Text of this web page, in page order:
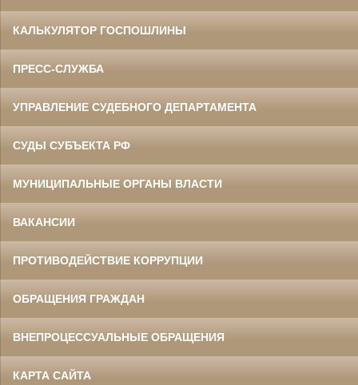
КАЛЬКУЛЯТОР ГОСПОШЛИНЫ
ПРЕСС-СЛУЖБА
УПРАВЛЕНИЕ СУДЕБНОГО ДЕПАРТАМЕНТА
СУДЫ СУБЪЕКТА РФ
МУНИЦИПАЛЬНЫЕ ОРГАНЫ ВЛАСТИ
ВАКАНСИИ
ПРОТИВОДЕЙСТВИЕ КОРРУПЦИИ
ОБРАЩЕНИЯ ГРАЖДАН
ВНЕПРОЦЕССУАЛЬНЫЕ ОБРАЩЕНИЯ
КАРТА САЙТА